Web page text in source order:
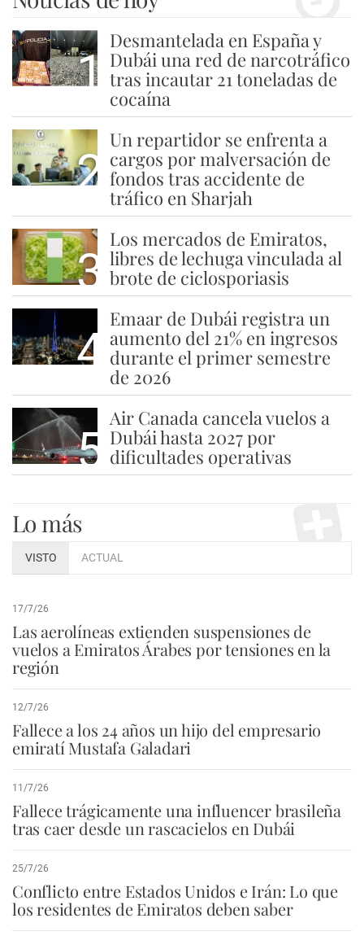
1
Desmantelada en España y
Dubái una red de narcotráfico
tras incautar 21 toneladas de
cocaína
2
Un repartidor se enfrenta a
cargos por malversación de
fondos tras accidente de
tráfico en Sharjah
3
Los mercados de Emiratos,
libres de lechuga vinculada al
brote de ciclosporiasis
4
Emaar de Dubái registra un
aumento del 21% en ingresos
durante el primer semestre
de 2026
5
Air Canada cancela vuelos a
Dubái hasta 2027 por
dificultades operativas
Lo más
VISTO ACTUAL
17/7/26
Las aerolíneas extienden suspensiones de
vuelos a Emiratos Árabes por tensiones en la
región
12/7/26
Fallece a los 24 años un hijo del empresario
emiratí Mustafa Galadari
11/7/26
Fallece trágicamente una influencer brasileña
tras caer desde un rascacielos en Dubái
25/7/26
Conflicto entre Estados Unidos e Irán: Lo que
los residentes de Emiratos deben saber